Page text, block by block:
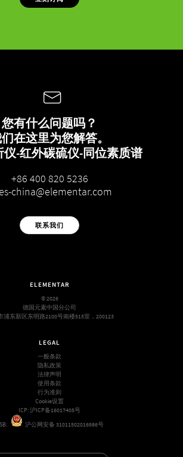
您有什么问题吗？
在这里为您解答。
仪-红外碳硫仪-同位素质谱
+86 400 820 5236
china@elementar.com
联系我们
ELEMENTAR
© 2026
德国元素中国分公司
浦东新区东明路2100号南楼515室，200123
LEGAL
一般条款
隐私政策
法律声明
使用条款
行为准则
Cookie设置
ICP:沪ICP备16017405号
沪公网安备 31011502016986号